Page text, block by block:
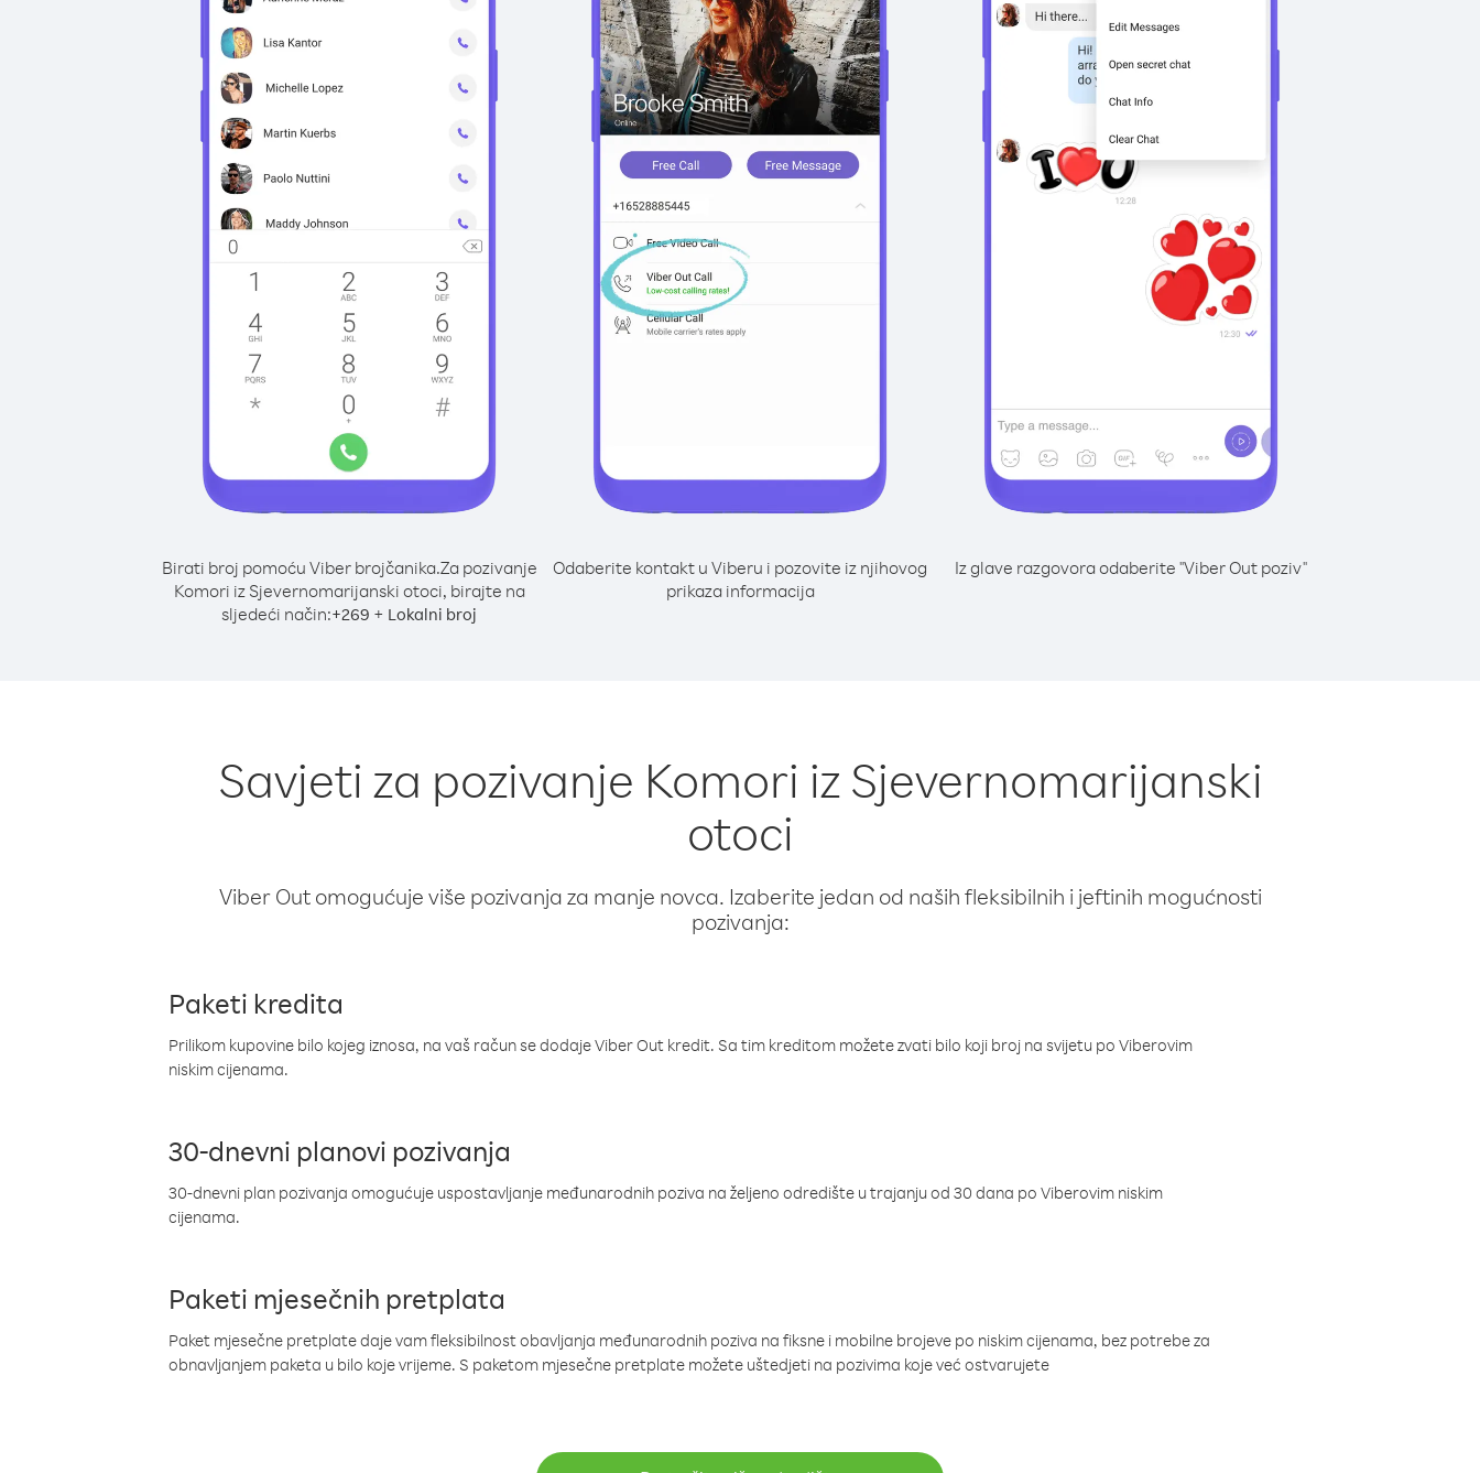
Birati broj pomoću Viber brojčanika.Za pozivanje
Komori iz Sjevernomarijanski otoci, birajte na
sljedeći način:+269 + Lokalni broj
Odaberite kontakt u Viberu i pozovite iz njihovog
prikaza informacija
Iz glave razgovora odaberite "Viber Out poziv"
Savjeti za pozivanje Komori iz Sjevernomarijanski
otoci
Viber Out omogućuje više pozivanja za manje novca. Izaberite jedan od naših fleksibilnih i jeftinih mogućnosti
pozivanja:
Paketi kredita
Prilikom kupovine bilo kojeg iznosa, na vaš račun se dodaje Viber Out kredit. Sa tim kreditom možete zvati bilo koji broj na svijetu po Viberovim
niskim cijenama.
30-dnevni planovi pozivanja
30-dnevni plan pozivanja omogućuje uspostavljanje međunarodnih poziva na željeno odredište u trajanju od 30 dana po Viberovim niskim
cijenama.
Paketi mjesečnih pretplata
Paket mjesečne pretplate daje vam fleksibilnost obavljanja međunarodnih poziva na fiksne i mobilne brojeve po niskim cijenama, bez potrebe za
obnavljanjem paketa u bilo koje vrijeme. S paketom mjesečne pretplate možete uštedjeti na pozivima koje već ostvarujete